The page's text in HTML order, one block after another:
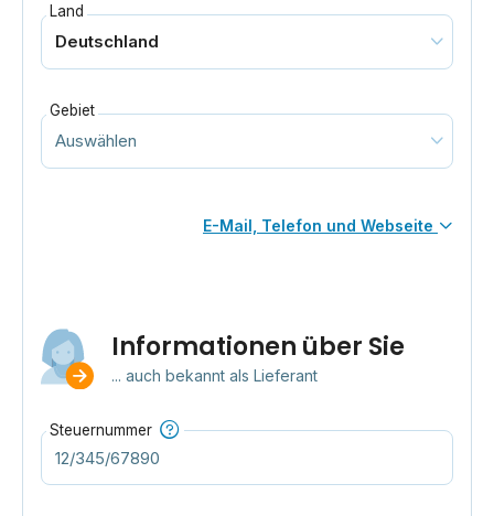
Land
Gebiet
E-Mail, Telefon und Webseite
Informationen über Sie
... auch bekannt als Lieferant
Steuernummer